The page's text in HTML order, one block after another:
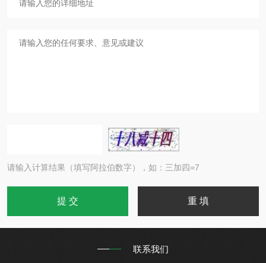
请输入计算结果（填写阿拉伯数字），如：三加四=7
联系我们